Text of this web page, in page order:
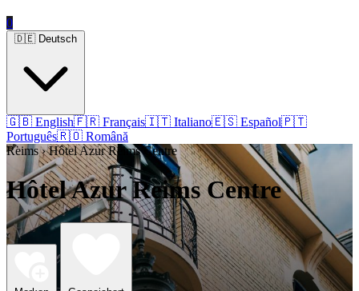
0
🇬🇧 English🇫🇷 Français🇮🇹 Italiano🇪🇸 Español🇵🇹
Português🇷🇴 Română
Reims › Hôtel Azur Reims Centre
Hôtel Azur Reims Centre